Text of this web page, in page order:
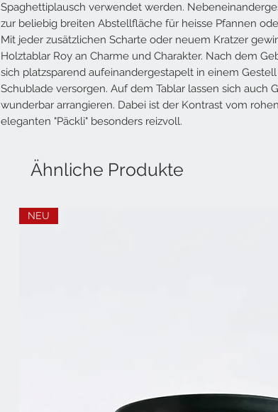
Ähnliche Produkte
NEU
Spaghettiplausch verwendet werden.
zur beliebig breiten Abstellfläche für heisse Pfannen
Mit jeder zusätzlichen Scharte oder neuem Kratzer
Holztablar Roy an Charme und Charakter. Nach dem
sich platzsparend aufeinandergestapelt in einem
Schublade versorgen. Auf dem Tablar lassen sich auch
wunderbar arrangieren. Dabei ist der Kontrast vom
eleganten "Päckli" besonders reizvoll.